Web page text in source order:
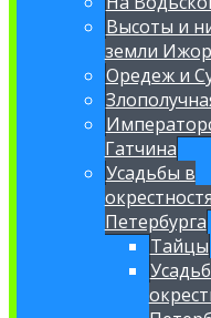
Высоты и
земли
Оредеж и
Гатчина
Усадьбы в
Петербурга
Тайцы